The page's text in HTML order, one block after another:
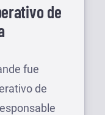
de
fue
de